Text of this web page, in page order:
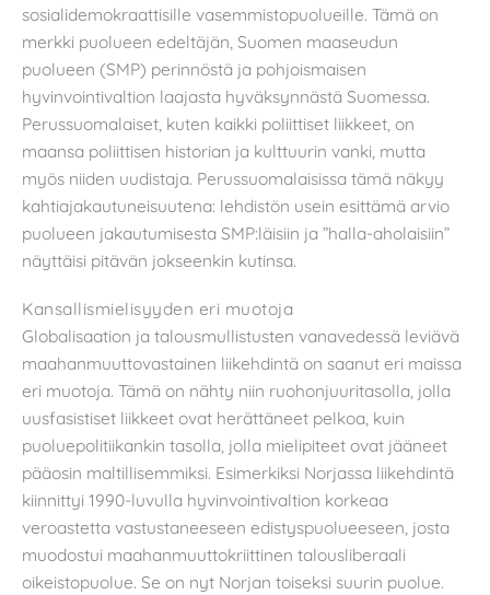
sosialidemokraattisille vasemmistopuolueille. Tämä on
merkki puolueen edeltäjän, Suomen maaseudun
puolueen (SMP) perinnöstä ja pohjoismaisen
hyvinvointivaltion laajasta hyväksynnästä Suomessa.
Perussuomalaiset, kuten kaikki poliittiset liikkeet, on
maansa poliittisen historian ja kulttuurin vanki, mutta
myös niiden uudistaja. Perussuomalaisissa tämä näkyy
kahtiajakautuneisuutena: lehdistön usein esittämä arvio
puolueen jakautumisesta SMP:läisiin ja ”halla-aholaisiin”
näyttäisi pitävän jokseenkin kutinsa.
Kansallismielisyyden eri muotoja
Globalisaation ja talousmullistusten vanavedessä leviävä
maahanmuuttovastainen liikehdintä on saanut eri maissa
eri muotoja. Tämä on nähty niin ruohonjuuritasolla, jolla
uusfasistiset liikkeet ovat herättäneet pelkoa, kuin
puoluepolitiikankin tasolla, jolla mielipiteet ovat jääneet
pääosin maltillisemmiksi. Esimerkiksi Norjassa liikehdintä
kiinnittyi 1990-luvulla hyvinvointivaltion korkeaa
veroastetta vastustaneeseen edistyspuolueeseen, josta
muodostui maahanmuuttokriittinen talousliberaali
oikeistopuolue. Se on nyt Norjan toiseksi suurin puolue.